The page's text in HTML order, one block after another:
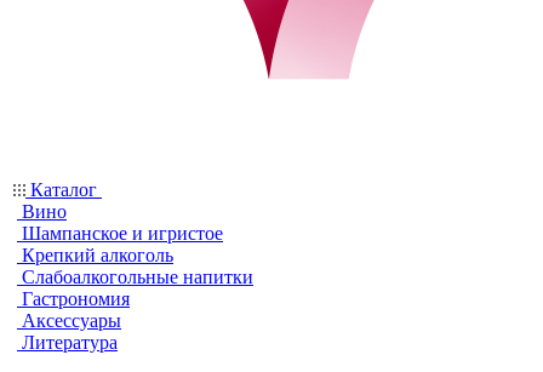
Каталог
Вино
Шампанское и игристое
Крепкий алкоголь
Слабоалкогольные напитки
Гастрономия
Аксессуары
Литература